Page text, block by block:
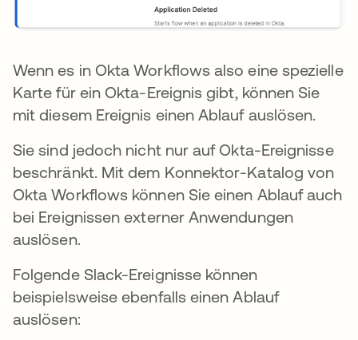
Wenn es in Okta Workflows also eine spezielle
Karte für ein Okta-Ereignis gibt, können Sie
mit diesem Ereignis einen Ablauf auslösen.
Sie sind jedoch nicht nur auf Okta-Ereignisse
beschränkt. Mit dem Konnektor-Katalog von
Okta Workflows können Sie einen Ablauf auch
bei Ereignissen externer Anwendungen
auslösen.
Folgende Slack-Ereignisse können
beispielsweise ebenfalls einen Ablauf
auslösen: